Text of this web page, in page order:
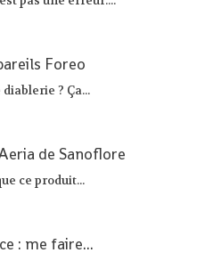
Foreo
? Ça...
de Sanoflore
ce produit...
: me faire...